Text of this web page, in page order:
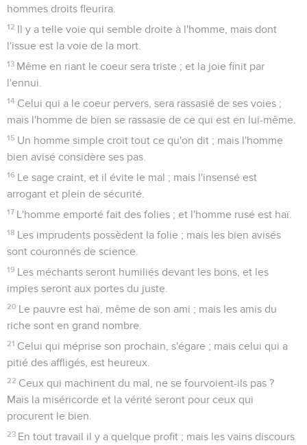
hommes droits fleurira.
12 Il y a telle voie qui semble droite à l'homme, mais dont
l'issue est la voie de la mort.
13 Même en riant le coeur sera triste ; et la joie finit par
l'ennui.
14 Celui qui a le coeur pervers, sera rassasié de ses voies ;
mais l'homme de bien se rassasie de ce qui est en lui-même.
15 Un homme simple croit tout ce qu'on dit ; mais l'homme
bien avisé considère ses pas.
16 Le sage craint, et il évite le mal ; mais l'insensé est
arrogant et plein de sécurité.
17 L'homme emporté fait des folies ; et l'homme rusé est haï.
18 Les imprudents possèdent la folie ; mais les bien avisés
sont couronnés de science.
19 Les méchants seront humiliés devant les bons, et les
impies seront aux portes du juste.
20 Le pauvre est haï, même de son ami ; mais les amis du
riche sont en grand nombre.
21 Celui qui méprise son prochain, s'égare ; mais celui qui a
pitié des affligés, est heureux.
22 Ceux qui machinent du mal, ne se fourvoient-ils pas ?
Mais la miséricorde et la vérité seront pour ceux qui
procurent le bien.
23 En tout travail il y a quelque profit ; mais les vains discours